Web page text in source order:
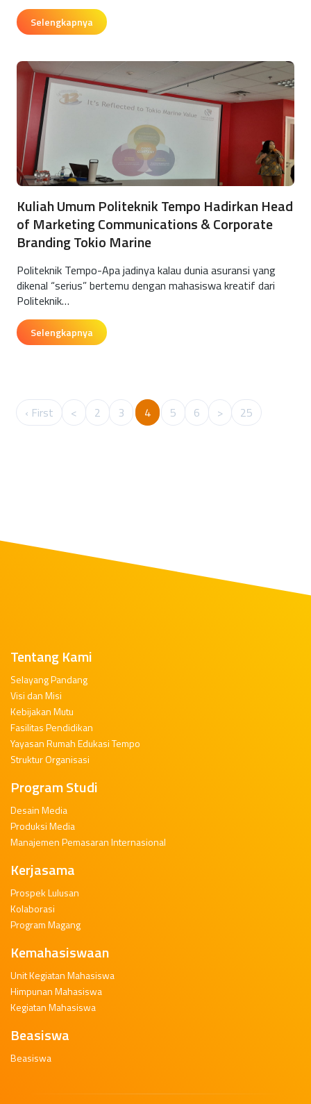
Selengkapnya
Kuliah Umum Politeknik Tempo Hadirkan Head
of Marketing Communications & Corporate
Branding Tokio Marine
Politeknik Tempo-Apa jadinya kalau dunia asuransi yang
dikenal “serius” bertemu dengan mahasiswa kreatif dari
Politeknik…
Selengkapnya
‹ First < 2 3 4 5 6 > 25
Tentang Kami
Selayang Pandang
Visi dan Misi
Kebijakan Mutu
Fasilitas Pendidikan
Yayasan Rumah Edukasi Tempo
Struktur Organisasi
Program Studi
Desain Media
Produksi Media
Manajemen Pemasaran Internasional
Kerjasama
Prospek Lulusan
Kolaborasi
Program Magang
Kemahasiswaan
Unit Kegiatan Mahasiswa
Himpunan Mahasiswa
Kegiatan Mahasiswa
Beasiswa
Beasiswa